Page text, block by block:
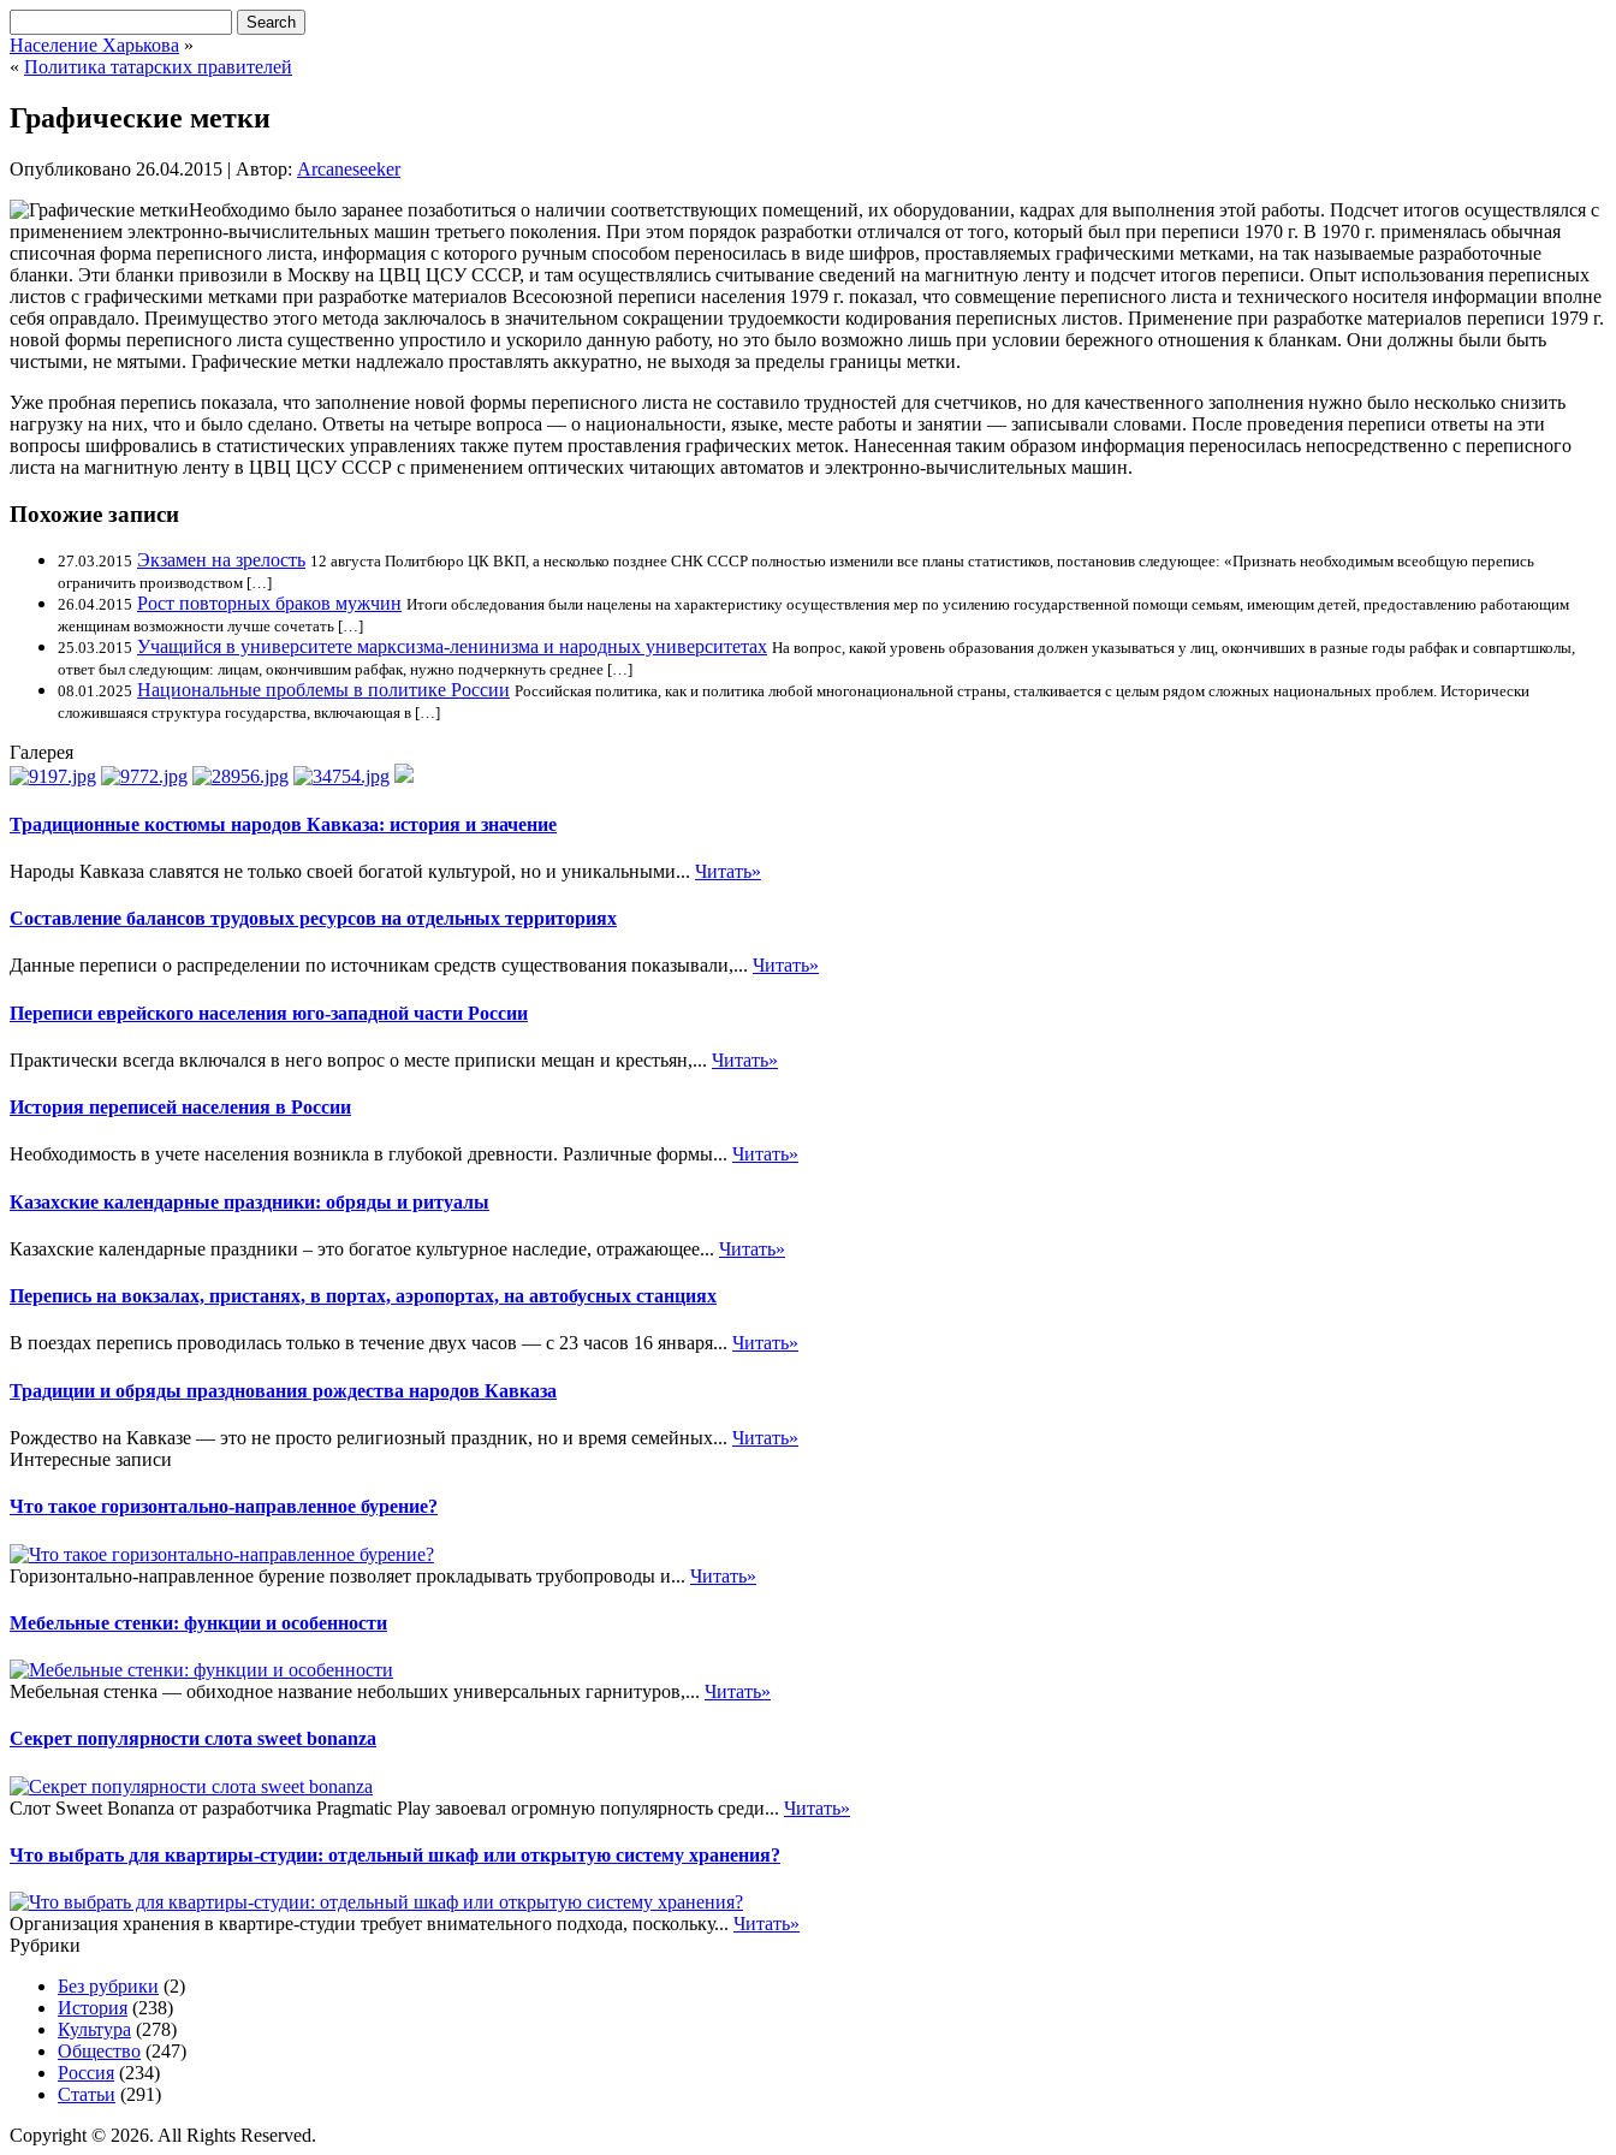
Население Харькова »
« Политика татарских правителей
Графические метки
Опубликовано 26.04.2015 | Автор: Arcaneseeker
Необходимо было заранее позаботиться о наличии соответствующих помещений, их оборудовании, кадрах для выполнения этой работы. Подсчет итогов осуществлялся с
применением электронно-вычислительных машин третьего поколения. При этом порядок разработки отличался от того, который был при переписи 1970 г. В 1970 г. применялась обычная
списочная форма переписного листа, информация с которого ручным способом переносилась в виде шифров, проставляемых графическими метками, на так называемые разработочные
бланки. Эти бланки привозили в Москву на ЦВЦ ЦСУ СССР, и там осуществлялись считывание сведений на магнитную ленту и подсчет итогов переписи. Опыт использования переписных
листов с графическими метками при разработке материалов Всесоюзной переписи населения 1979 г. показал, что совмещение переписного листа и технического носителя информации вполне
себя оправдало. Преимущество этого метода заключалось в значительном сокращении трудоемкости кодирования переписных листов. Применение при разработке материалов переписи 1979 г.
новой формы переписного листа существенно упростило и ускорило данную работу, но это было возможно лишь при условии бережного отношения к бланкам. Они должны были быть
чистыми, не мятыми. Графические метки надлежало проставлять аккуратно, не выходя за пределы границы метки.
Уже пробная перепись показала, что заполнение новой формы переписного листа не составило трудностей для счетчиков, но для качественного заполнения нужно было несколько снизить
нагрузку на них, что и было сделано. Ответы на четыре вопроса — о национальности, языке, месте работы и занятии — записывали словами. После проведения переписи ответы на эти
вопросы шифровались в статистических управлениях также путем проставления графических меток. Нанесенная таким образом информация переносилась непосредственно с переписного
листа на магнитную ленту в ЦВЦ ЦСУ СССР с применением оптических читающих автоматов и электронно-вычислительных машин.
Похожие записи
27.03.2015 Экзамен на зрелость 12 августа Политбюро ЦК ВКП, а несколько позднее СНК СССР полностью изменили все планы статистиков, постановив следующее: «Признать необходимым всеобщую перепись
ограничить производством […]
26.04.2015 Рост повторных браков мужчин Итоги обследования были нацелены на характеристику осуществления мер по усилению государственной помощи семьям, имеющим детей, предоставлению работающим
женщинам возможности лучше сочетать […]
25.03.2015 Учащийся в университете марксизма-ленинизма и народных университетах На вопрос, какой уровень образования должен указываться у лиц, окончивших в разные годы рабфак и совпартшколы,
ответ был следующим: лицам, окончившим рабфак, нужно подчеркнуть среднее […]
08.01.2025 Национальные проблемы в политике России Российская политика, как и политика любой многонациональной страны, сталкивается с целым рядом сложных национальных проблем. Исторически
сложившаяся структура государства, включающая в […]
Галерея
Традиционные костюмы народов Кавказа: история и значение
Народы Кавказа славятся не только своей богатой культурой, но и уникальными... Читать»
Составление балансов трудовых ресурсов на отдельных территориях
Данные переписи о распределении по источникам средств существования показывали,... Читать»
Переписи еврейского населения юго-западной части России
Практически всегда включался в него вопрос о месте приписки мещан и крестьян,... Читать»
История переписей населения в России
Необходимость в учете населения возникла в глубокой древности. Различные формы... Читать»
Казахские календарные праздники: обряды и ритуалы
Казахские календарные праздники – это богатое культурное наследие, отражающее... Читать»
Перепись на вокзалах, пристанях, в портах, аэропортах, на автобусных станциях
В поездах перепись проводилась только в течение двух часов — с 23 часов 16 января... Читать»
Традиции и обряды празднования рождества народов Кавказа
Рождество на Кавказе — это не просто религиозный праздник, но и время семейных... Читать»
Интересные записи
Что такое горизонтально-направленное бурение?
Горизонтально-направленное бурение позволяет прокладывать трубопроводы и... Читать»
Мебельные стенки: функции и особенности
Мебельная стенка — обиходное название небольших универсальных гарнитуров,... Читать»
Секрет популярности слота sweet bonanza
Слот Sweet Bonanza от разработчика Pragmatic Play завоевал огромную популярность среди... Читать»
Что выбрать для квартиры-студии: отдельный шкаф или открытую систему хранения?
Организация хранения в квартире-студии требует внимательного подхода, поскольку... Читать»
Рубрики
Без рубрики (2)
История (238)
Культура (278)
Общество (247)
Россия (234)
Статьи (291)
Copyright © 2026. All Rights Reserved.